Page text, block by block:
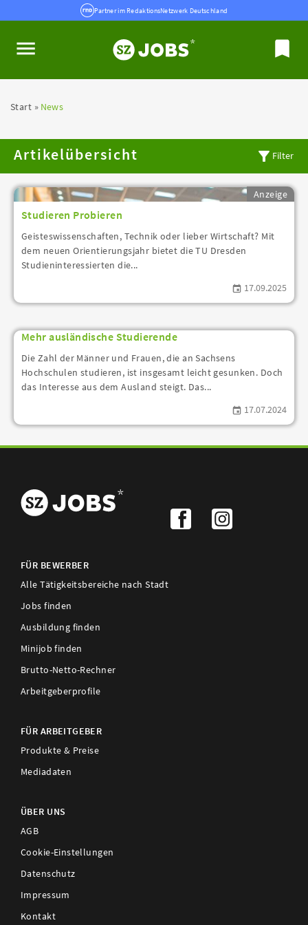
Partner im RedaktionsNetzwerk Deutschland
Start News
Artikelübersicht Filter
Anzeige
Studieren Probieren
Geisteswissenschaften, Technik oder lieber Wirtschaft? Mit
dem neuen Orientierungsjahr bietet die TU Dresden
Studieninteressierten die...
17.09.2025
Mehr ausländische Studierende
Die Zahl der Männer und Frauen, die an Sachsens
Hochschulen studieren, ist insgesamt leicht gesunken. Doch
das Interesse aus dem Ausland steigt. Das...
17.07.2024
FÜR BEWERBER
Alle Tätigkeitsbereiche nach Stadt
Jobs finden
Ausbildung finden
Minijob finden
Brutto-Netto-Rechner
Arbeitgeberprofile
FÜR ARBEITGEBER
Produkte & Preise
Mediadaten
ÜBER UNS
AGB
Cookie-Einstellungen
Datenschutz
Impressum
Kontakt